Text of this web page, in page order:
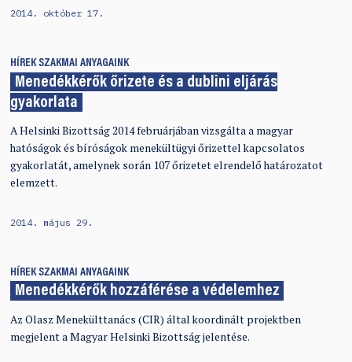
2014. október 17.
HÍREK SZAKMAI ANYAGAINK
Menedékkérők őrizete és a dublini eljárás
gyakorlata
A Helsinki Bizottság 2014 februárjában vizsgálta a magyar
hatóságok és bíróságok menekültügyi őrizettel kapcsolatos
gyakorlatát, amelynek során 107 őrizetet elrendelő határozatot
elemzett.
2014. május 29.
HÍREK SZAKMAI ANYAGAINK
Menedékkérők hozzáférése a védelemhez
Az Olasz Menekülttanács (CIR) által koordinált projektben
megjelent a Magyar Helsinki Bizottság jelentése.